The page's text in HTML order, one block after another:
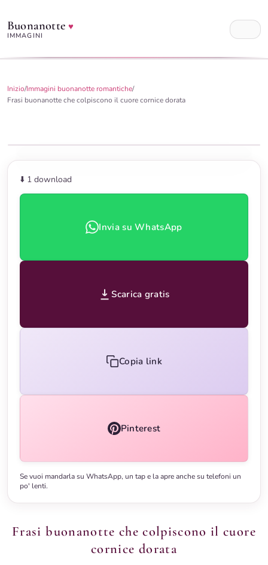
Buonanotte♥
IMMAGINI
Inizio/Immagini buonanotte romantiche/
Frasi buonanotte che colpiscono il cuore cornice dorata
⬇️ 1 download
Invia su WhatsApp
Scarica gratis
Copia link
Pinterest
Se vuoi mandarla su WhatsApp, un tap e la apre anche su telefoni un
po' lenti.
Frasi buonanotte che colpiscono il cuore
cornice dorata